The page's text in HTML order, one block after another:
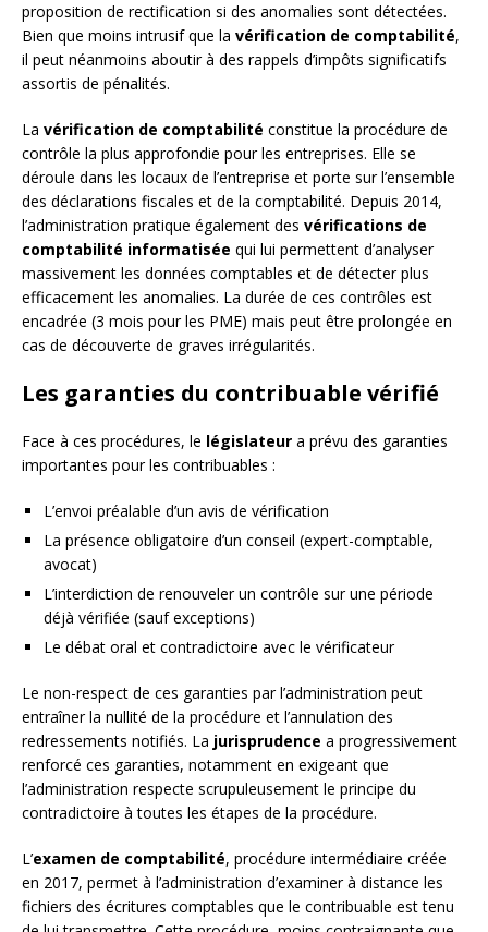
proposition de rectification si des anomalies sont détectées.
Bien que moins intrusif que la vérification de comptabilité,
il peut néanmoins aboutir à des rappels d’impôts significatifs
assortis de pénalités.
La vérification de comptabilité constitue la procédure de
contrôle la plus approfondie pour les entreprises. Elle se
déroule dans les locaux de l’entreprise et porte sur l’ensemble
des déclarations fiscales et de la comptabilité. Depuis 2014,
l’administration pratique également des vérifications de
comptabilité informatisée qui lui permettent d’analyser
massivement les données comptables et de détecter plus
efficacement les anomalies. La durée de ces contrôles est
encadrée (3 mois pour les PME) mais peut être prolongée en
cas de découverte de graves irrégularités.
Les garanties du contribuable vérifié
Face à ces procédures, le législateur a prévu des garanties
importantes pour les contribuables :
L’envoi préalable d’un avis de vérification
La présence obligatoire d’un conseil (expert-comptable,
avocat)
L’interdiction de renouveler un contrôle sur une période
déjà vérifiée (sauf exceptions)
Le débat oral et contradictoire avec le vérificateur
Le non-respect de ces garanties par l’administration peut
entraîner la nullité de la procédure et l’annulation des
redressements notifiés. La jurisprudence a progressivement
renforcé ces garanties, notamment en exigeant que
l’administration respecte scrupuleusement le principe du
contradictoire à toutes les étapes de la procédure.
L’examen de comptabilité, procédure intermédiaire créée
en 2017, permet à l’administration d’examiner à distance les
fichiers des écritures comptables que le contribuable est tenu